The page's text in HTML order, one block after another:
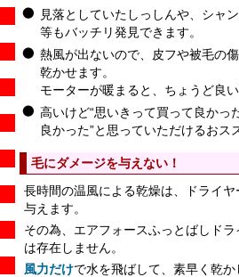
見落としていたしっしんや、シャ
等もバッチリ発見できます。
熱風が出ないので、皮フや被毛の
乾かせます。
モーターが暖まると、ちょうど良い
高いけど“思いきって買って良かっ
良かった”と思っていただけるおス
毛にダメージを与えない！
長時間の温風による乾燥は、ドライ
与えます。
その為、エアフォースふっとばしドラ
は存在しません。
風力だけで水を飛ばして、素早く乾か